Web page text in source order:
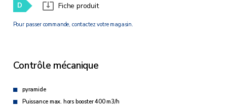
D Fiche produit
Pour passer commande, contactez votre magasin.
Contrôle mécanique
pyramide
Puissance max. hors booster 400 m3/h